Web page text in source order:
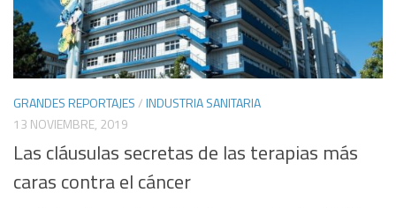
GRANDES REPORTAJES/INDUSTRIA SANITARIA
13 NOVIEMBRE, 2019
Las cláusulas secretas de las terapias más
caras contra el cáncer